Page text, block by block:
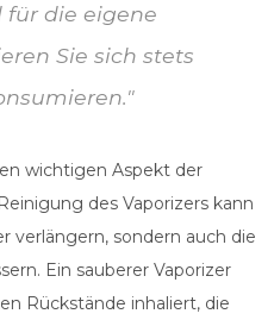
die eigene
Sie sich stets
wichtigen Aspekt der
des Vaporizers kann
verlängern, sondern auch die
Ein sauberer Vaporizer
Rückstände inhaliert, die